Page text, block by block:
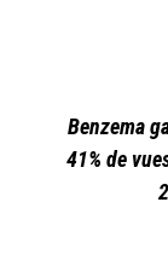
Benzema
41% de